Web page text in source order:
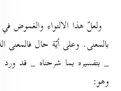
ولعلّ هذا الالتواء والغموض
بالمعنى. وعلى أيّة حال
_ بتفسيره بما شرحناه _ قد
وهو: